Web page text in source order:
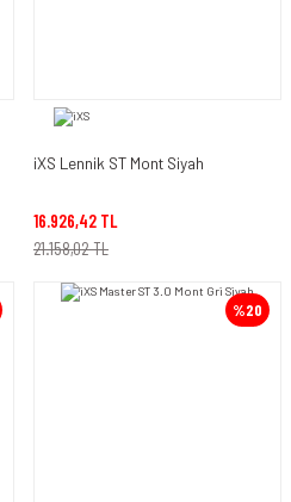
iXS Lennik ST Mont Siyah
16.926,42 TL
21.158,02 TL
%20